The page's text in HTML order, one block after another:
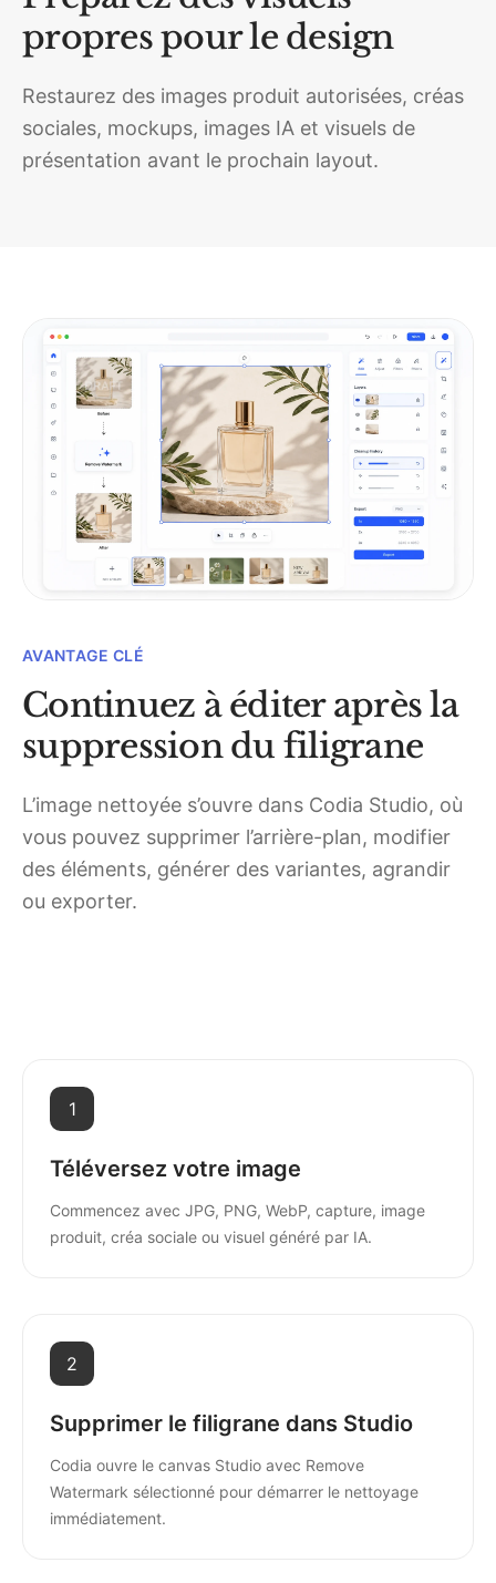
propres pour le design
Restaurez des images produit autorisées, créas
sociales, mockups, images IA et visuels de
présentation avant le prochain layout.
AVANTAGE CLÉ
Continuez à éditer après la
suppression du filigrane
L’image nettoyée s’ouvre dans Codia Studio, où
vous pouvez supprimer l’arrière-plan, modifier
des éléments, générer des variantes, agrandir
ou exporter.
1
Téléversez votre image
Commencez avec JPG, PNG, WebP, capture, image
produit, créa sociale ou visuel généré par IA.
2
Supprimer le filigrane dans Studio
Codia ouvre le canvas Studio avec Remove
Watermark sélectionné pour démarrer le nettoyage
immédiatement.